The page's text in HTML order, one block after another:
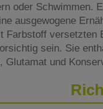
oder Schwimmen.
ausgewogene
Farbstoff versetzten
sein. Sie
Glutamat und